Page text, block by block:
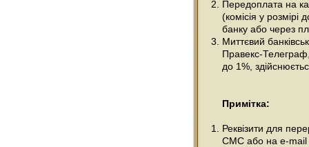
Передоплата на
(комісія у розмірі
банку або через
Миттєвий
Правекс-Телеграф,
до 1%,
Примітка:
Реквізити для
СМС або на e-mail